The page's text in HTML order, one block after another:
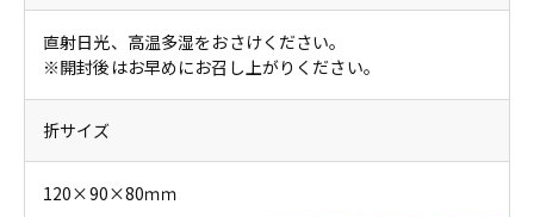
直射日光、高温多湿をおさけください。
※開封後はお早めにお召し上がりください。
折サイズ
120×90×80ｍｍ